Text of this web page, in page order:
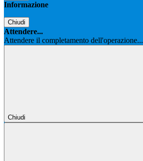
Informazione
Chiudi
Attendere...
Attendere il completamento dell'operazione...
Chiudi